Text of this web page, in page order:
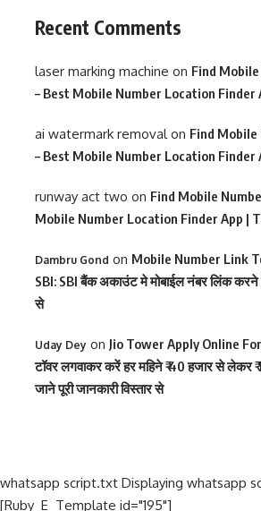
Recent Comments
laser marking machine on Find
– Best Mobile Number Location Finder
ai watermark removal on Find
– Best Mobile Number Location Finder
runway act two on Find Mobile
Mobile Number Location Finder App |
Dambru Gond on Mobile Number Link
SBI: SBI बैंक अकाउंट मे मोबाईल नंबर लिंक करने
से
Uday Dey on Jio Tower Apply Online
टॉवर लगवाकर करें हर महिने ₹ 40 हजार से लेकर
जाने पूरी जानकारी विस्तार से
whatsapp script.txt Displaying whatsapp
[Ruby_E_Template id="195"]